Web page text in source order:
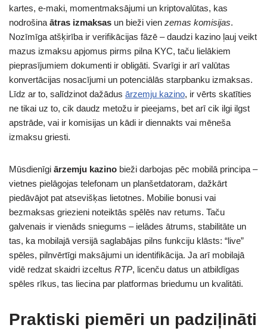
kartes, e-maki, momentmaksājumi un kriptovalūtas, kas
nodrošina ātras izmaksas un bieži vien zemas komisijas.
Nozīmīga atšķirība ir verifikācijas fāzē – daudzi kazino ļauj veikt
mazus izmaksu apjomus pirms pilna KYC, taču lielākiem
pieprasījumiem dokumenti ir obligāti. Svarīgi ir arī valūtas
konvertācijas nosacījumi un potenciālās starpbanku izmaksas.
Līdz ar to, salīdzinot dažādus ārzemju kazino, ir vērts skatīties
ne tikai uz to, cik daudz metožu ir pieejams, bet arī cik ilgi ilgst
apstrāde, vai ir komisijas un kādi ir diennakts vai mēneša
izmaksu griesti.
Mūsdienīgi ārzemju kazino bieži darbojas pēc mobilā principa –
vietnes pielāgojas telefonam un planšetdatoram, dažkārt
piedāvājot pat atsevišķas lietotnes. Mobilie bonusi vai
bezmaksas griezieni noteiktās spēlēs nav retums. Taču
galvenais ir vienāds sniegums – ielādes ātrums, stabilitāte un
tas, ka mobilajā versijā saglabājas pilns funkciju klāsts: “live”
spēles, pilnvērtīgi maksājumi un identifikācija. Ja arī mobilajā
vidē redzat skaidri izceltus RTP, licenču datus un atbildīgas
spēles rīkus, tas liecina par platformas briedumu un kvalitāti.
Praktiski piemēri un padziļināti